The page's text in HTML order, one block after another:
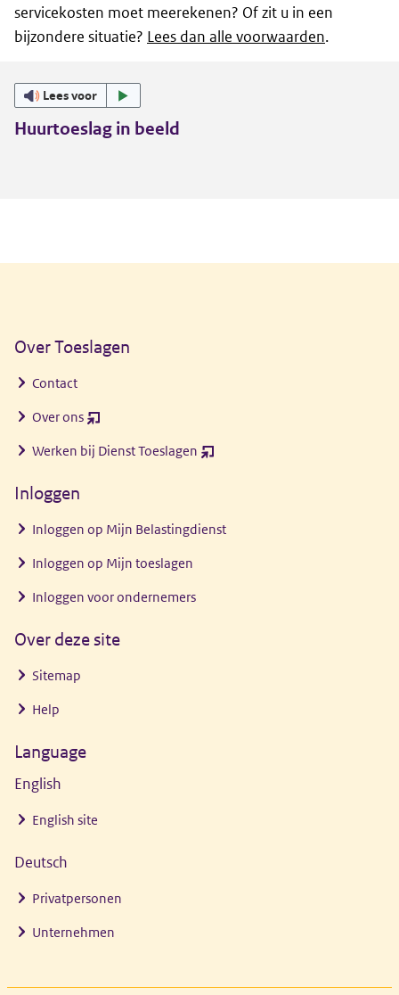
servicekosten moet meerekenen? Of zit u in een
bijzondere situatie? Lees dan alle voorwaarden.
Lees voor
Huurtoeslag in beeld
Over Toeslagen
Contact
Over ons (opent
venster)
Werken bij Dienst Toeslagen (opent
Inloggen
Inloggen op Mijn Belastingdienst
Inloggen op Mijn toeslagen
Inloggen voor ondernemers
Over deze site
Sitemap
Help
Language
English
English site
Deutsch
Privatpersonen
Unternehmen